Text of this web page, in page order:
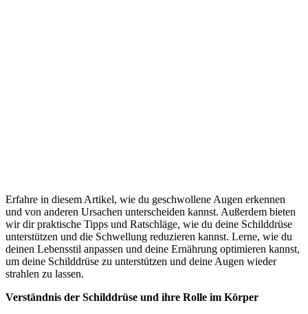
Erfahre in diesem Artikel, wie du geschwollene Augen erkennen
und von anderen Ursachen unterscheiden kannst. Außerdem bieten
wir dir praktische Tipps und Ratschläge, wie du deine Schilddrüse
unterstützen und die Schwellung reduzieren kannst. Lerne, wie du
deinen Lebensstil anpassen und deine Ernährung optimieren kannst,
um deine Schilddrüse zu unterstützen und deine Augen wieder
strahlen zu lassen.
Verständnis der Schilddrüse und ihre Rolle im Körper